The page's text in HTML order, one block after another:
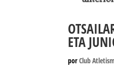
ETA
porClub